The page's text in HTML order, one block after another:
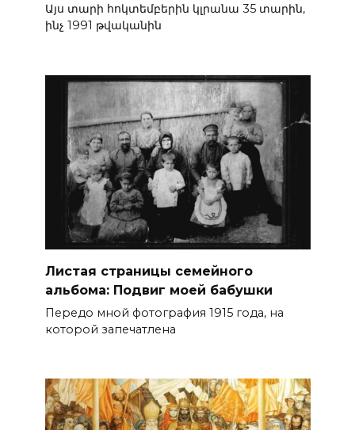
Այս տարի հոկտեմբերին կլրանա 35 տարին,
ինչ 1991 թվականին
Листая страницы семейного
альбома: Подвиг моей бабушки
Передо мной фотография 1915 года, на
которой запечатлена